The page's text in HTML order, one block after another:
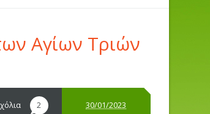
Αγίων Τριών
2 30/01/2023